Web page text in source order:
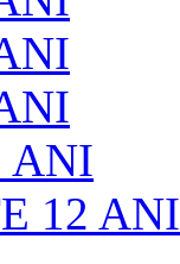
ANI
12 ANI